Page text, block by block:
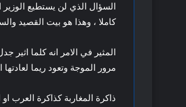
السؤال الذي لن يستطيع الوزير
كاملا ، وهذا هو بيت القصيد
المثير في الامر انه كلما اثير
مرور الموجة وتعود ريما لعادتها
ذاكرة المغاربة كذاكرة العرب